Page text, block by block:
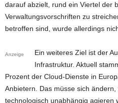
darauf abzielt, rund ein Viertel der
Verwaltungsvorschriften zu
betroffen sind, wurde allerdings
Anzeige
Ein weiteres Ziel ist der
Infrastruktur. Aktuell
Prozent der Cloud-Dienste in
Anbietern. Das müsse sich
technologisch unabhängig agieren